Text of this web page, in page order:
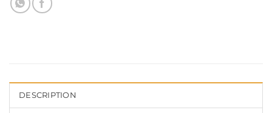
DESCRIPTION